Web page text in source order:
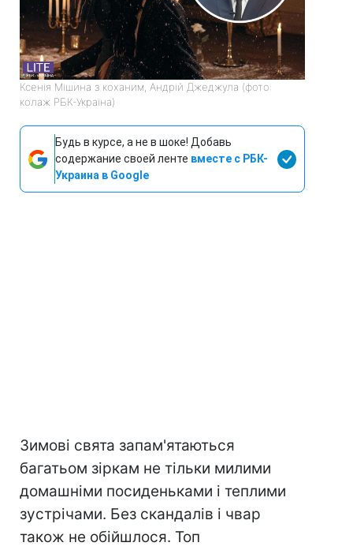
Ксенія Мішина з коханим, Андрій Джеджула (фото:
колаж РБК-Україна)
Будь в курсе, а не в шоке! Добавь
содержание своей ленте вместе с РБК-
Украина в Google
Зимові свята запам'ятаються
багатьом зіркам не тільки милими
домашніми посиденьками і теплими
зустрічами. Без скандалів і чвар
також не обійшлося. Топ